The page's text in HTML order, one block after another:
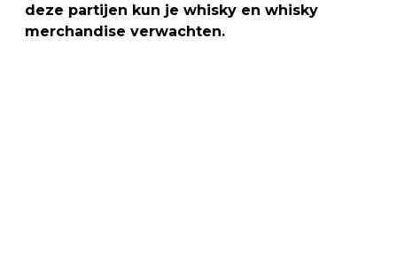
deze partijen kun je whisky en whisky
merchandise verwachten.